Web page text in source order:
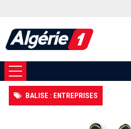
BALISE : ENTREPRISES